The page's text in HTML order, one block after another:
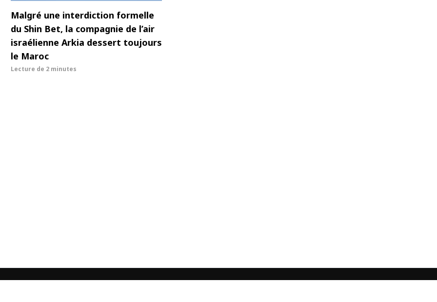
Malgré une interdiction formelle
du Shin Bet, la compagnie de l’air
israélienne Arkia dessert toujours
le Maroc
Lecture de 2 minutes